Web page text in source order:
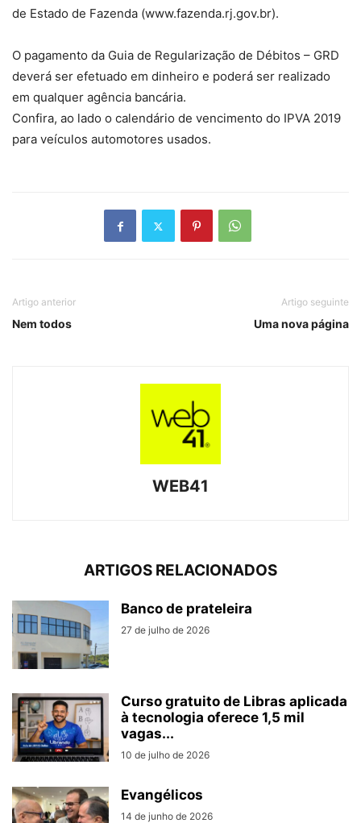
de Estado de Fazenda (www.fazenda.rj.gov.br).
O pagamento da Guia de Regularização de Débitos – GRD
deverá ser efetuado em dinheiro e poderá ser realizado
em qualquer agência bancária.
Confira, ao lado o calendário de vencimento do IPVA 2019
para veículos automotores usados.
Artigo anterior
Nem todos
Artigo seguinte
Uma nova página
WEB41
ARTIGOS RELACIONADOS
Banco de prateleira
27 de julho de 2026
Curso gratuito de Libras aplicada
à tecnologia oferece 1,5 mil
vagas...
10 de julho de 2026
Evangélicos
14 de junho de 2026